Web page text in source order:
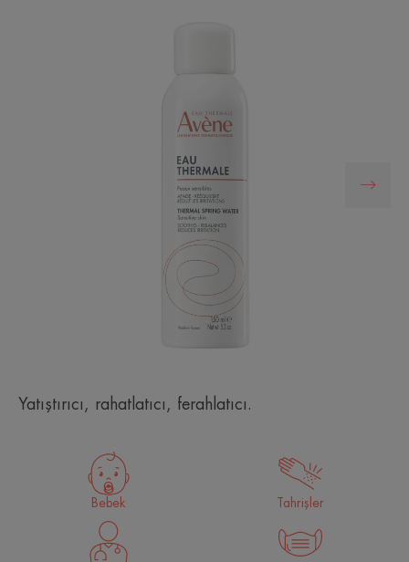
Yatıştırıcı, rahatlatıcı, ferahlatıcı.
Bebek Tahrişler